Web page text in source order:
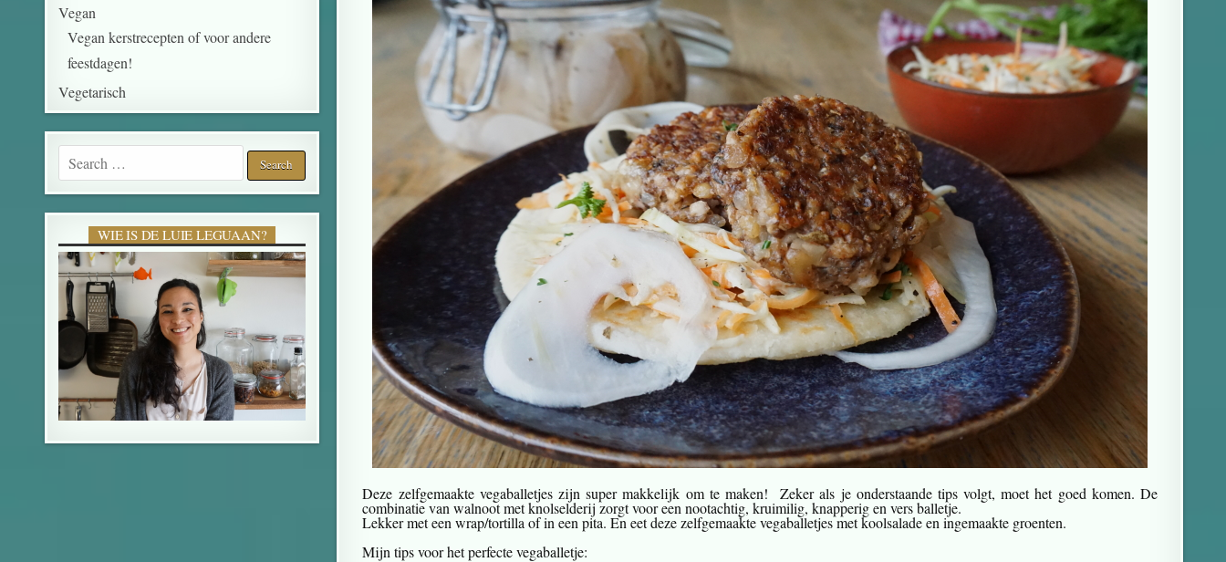
Deze zelfgemaakte vegaballetjes zijn super makkelijk om te maken! Zeker als je onderstaande tips volgt, moet het goed komen. De
combinatie van walnoot met knolselderij zorgt voor een nootachtig, kruimilig, knapperig en vers balletje.
Lekker met een wrap/tortilla of in een pita. En eet deze zelfgemaakte vegaballetjes met koolsalade en ingemaakte groenten.
Mijn tips voor het perfecte vegaballetje:
Vegan
Vegan kerstrecepten of voor andere
feestdagen!
Vegetarisch
WIE IS DE LUIE LEGUAAN?